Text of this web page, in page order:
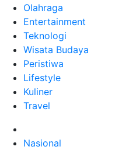
Olahraga
Entertainment
Teknologi
Wisata Budaya
Peristiwa
Lifestyle
Kuliner
Travel
Nasional